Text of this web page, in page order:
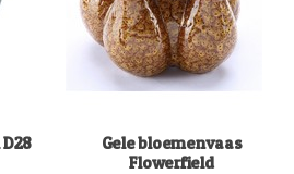
Gele bloemenvaas
Flowerfield